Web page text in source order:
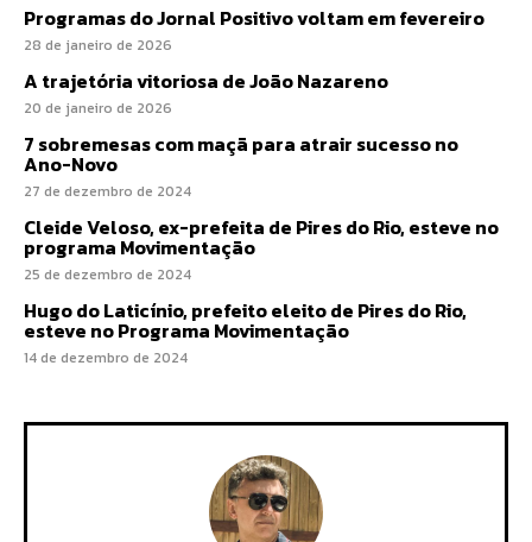
Programas do Jornal Positivo voltam em fevereiro
28 de janeiro de 2026
A trajetória vitoriosa de João Nazareno
20 de janeiro de 2026
7 sobremesas com maçã para atrair sucesso no
Ano-Novo
27 de dezembro de 2024
Cleide Veloso, ex-prefeita de Pires do Rio, esteve no
programa Movimentação
25 de dezembro de 2024
Hugo do Laticínio, prefeito eleito de Pires do Rio,
esteve no Programa Movimentação
14 de dezembro de 2024